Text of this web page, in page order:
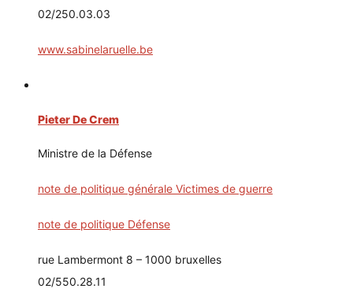
02/250.03.03
www.sabinelaruelle.be
Pieter De Crem
Ministre de la Défense
note de politique générale Victimes de guerre
note de politique Défense
rue Lambermont 8 – 1000 bruxelles
02/550.28.11